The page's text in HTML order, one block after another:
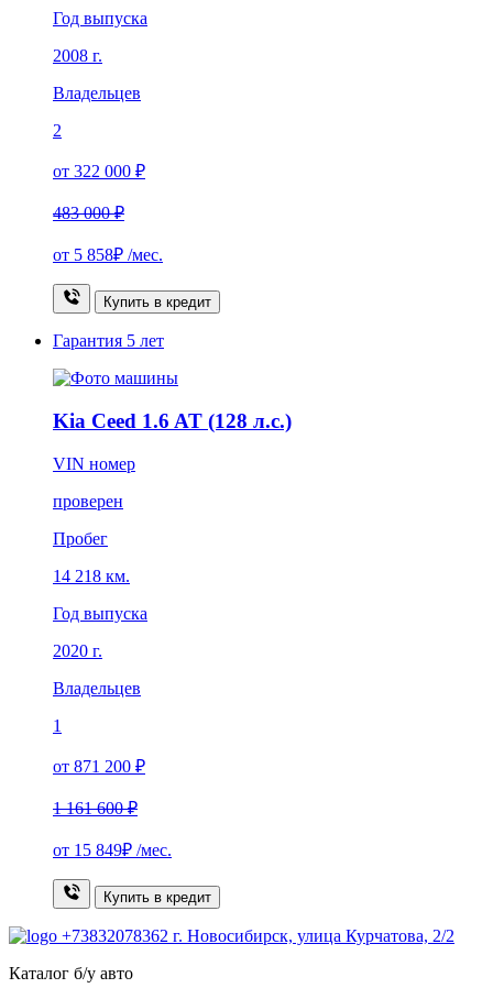
Год выпуска
2008 г.
Владельцев
2
от 322 000 ₽
483 000 ₽
от 5 858₽ /мес.
Купить в кредит
Гарантия 5 лет
Kia Ceed 1.6 AT (128 л.с.)
VIN номер
проверен
Пробег
14 218 км.
Год выпуска
2020 г.
Владельцев
1
от 871 200 ₽
1 161 600 ₽
от 15 849₽ /мес.
Купить в кредит
+73832078362 г. Новосибирск, улица Курчатова, 2/2
Каталог б/у авто